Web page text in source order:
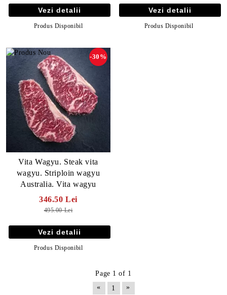
Vezi detalii
Produs Disponibil
Vezi detalii
Produs Disponibil
Vita Wagyu. Steak vita
wagyu. Striploin wagyu
Australia. Vita wagyu
-30%
346.50 Lei
495.00 Lei
Vezi detalii
Produs Disponibil
Page 1 of 1
«
1 »